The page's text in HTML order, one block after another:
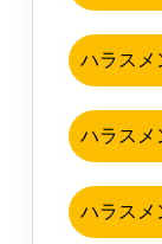
ハラスメ
ハラスメ
ハラスメ